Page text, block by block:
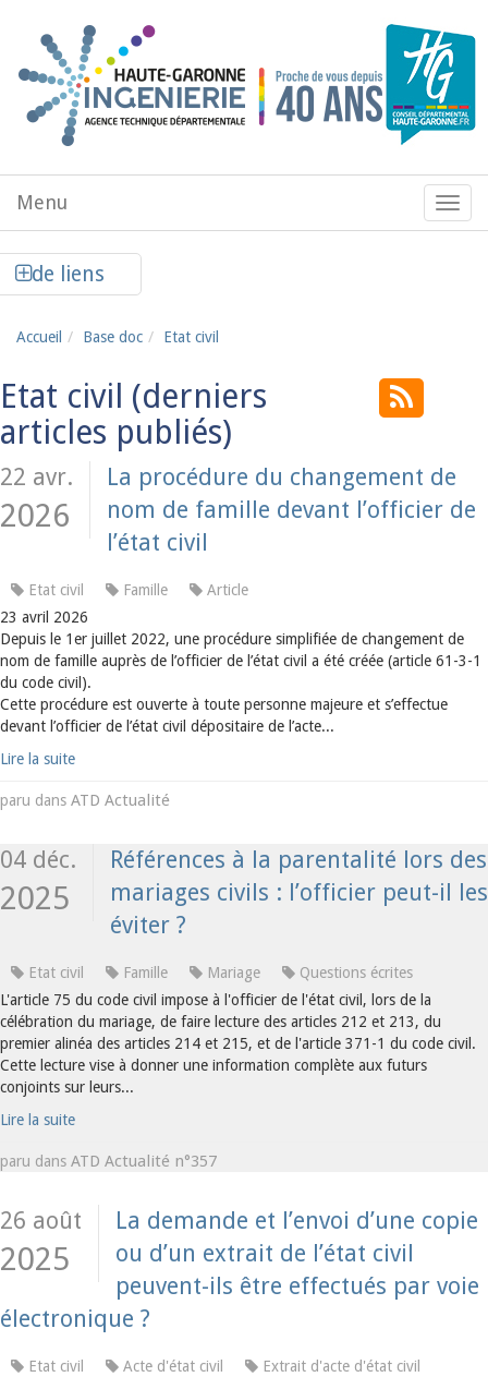
Menu
de
Menu
de liens
Accueil Base doc Etat civil
Etat civil
22 avr.
2026
La procédure du changement de
nom de famille devant l’officier de
l’état civil
Etat civil Famille
Article
23 avril 2026
Depuis le 1er juillet 2022, une procédure simplifiée de changement de
nom de famille auprès de l’officier de l’état civil a été créée (article 61-3-1
du code civil).
Cette procédure est ouverte à toute personne majeure et s’effectue
devant l’officier de l’état civil dépositaire de l’acte...
Lire la suite
paru dans ATD Actualité
04 déc.
2025
Références à la parentalité lors des
mariages civils : l’officier peut-il les
éviter ?
Etat civil Famille Mariage
Questions écrites
L'article 75 du code civil impose à l'officier de l'état civil, lors de la
célébration du mariage, de faire lecture des articles 212 et 213, du
premier alinéa des articles 214 et 215, et de l'article 371-1 du code civil.
Cette lecture vise à donner une information complète aux futurs
conjoints sur leurs...
Lire la suite
paru dans ATD Actualité n°357
26 août
2025
La demande et l’envoi d’une copie
ou d’un extrait de l’état civil
peuvent-ils être effectués par voie
électronique ?
Etat civil Acte d'état civil Extrait d'acte d'état civil